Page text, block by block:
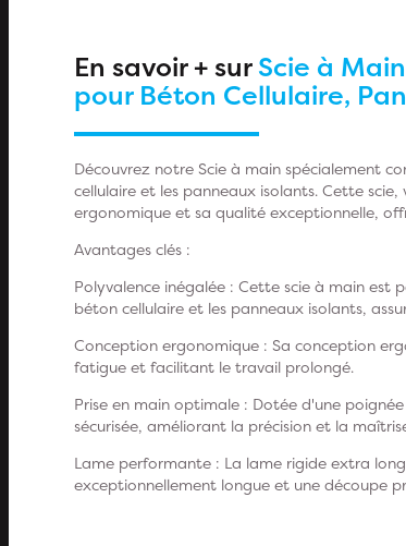
En savoir + surScie à
pour Béton Cellulaire,
Découvrez notre Scie à main spécialement
cellulaire et les panneaux isolants. Cette
ergonomique et sa qualité exceptionnelle,
Avantages clés :
Polyvalence inégalée : Cette scie à main
béton cellulaire et les panneaux isolants,
Conception ergonomique : Sa conception
fatigue et facilitant le travail prolongé.
Prise en main optimale : Dotée d'une
sécurisée, améliorant la précision et la
Lame performante : La lame rigide extra
exceptionnellement longue et une découpe